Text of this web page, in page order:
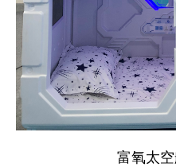
富氧太空